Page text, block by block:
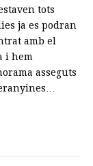
tots
ja es podran
amb el
i hem
asseguts